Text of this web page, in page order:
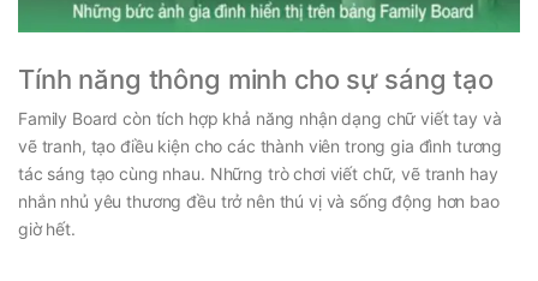
Tính năng thông minh cho sự sáng tạo
Family Board còn tích hợp khả năng nhận dạng chữ viết tay và
vẽ tranh, tạo điều kiện cho các thành viên trong gia đình tương
tác sáng tạo cùng nhau. Những trò chơi viết chữ, vẽ tranh hay
nhắn nhủ yêu thương đều trở nên thú vị và sống động hơn bao
giờ hết.